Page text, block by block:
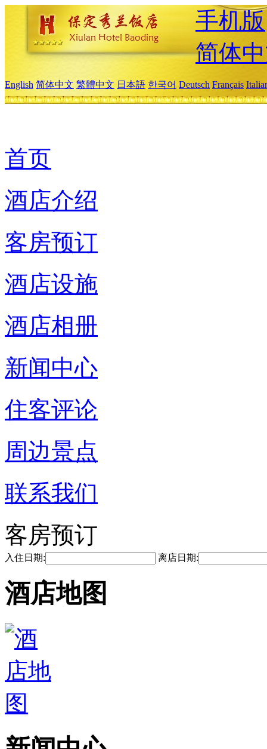
手机版
简体
English 简体中文 繁體中文 日本語 한국어 Deutsch Français
首页
酒店介绍
客房预订
酒店设施
酒店相册
新闻中心
住客评论
周边景点
联系我们
客房预订
入住日期: 离店日期:
酒店地图